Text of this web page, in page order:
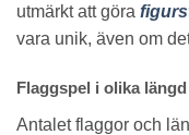
utmärkt att göra
vara unik, även om
Flaggspel i olika längd
Antalet flaggor och